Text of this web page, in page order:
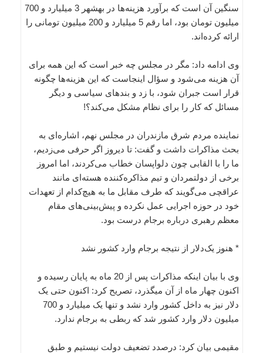
سنگین آن است که برآورد هزینه‌ها در بهشهر 3 میلیارد و 700
میلیون تومان بود، اما رقم 5 میلیارد و 200 میلیون تومانی را
ارائه کرده‌اند.
وی ادامه داد: مگر در مجلس چه خبر است که این‌ همه برای
آن هزینه می‌شود و سؤال اینجاست که این هزینه‌ها چگونه
قرار است جبران شود، با زد و بندهای سیاسی و دیگر
مسائل که کار را برای نظام مشکل می‌کند؟!
نماینده مردم شرق مازندران در مجلس نهم، اشاره‌ای به
بحث مذاکرات داشت و گفت: تا دیروز اگر حرفی می‌زدیم،
ما را با القابی چون دلواپسان خطاب می‌کردند، اما امروز
برخی از دولتمردان و تیم مذاکره‌کننده هسته‌ای مانند
عراقچی می‌گویند که طرف مقابل ما به هیچ‌کدام از تعهدات
خود در حوزه اجرایی عمل نکرده و پیش‌بینی‌های مقام
معظم رهبری درباره برجام درست بود.
* هنوز یک‌دلار از نتیجه برجام وارد کشور نشد
وی با بیان اینکه مذاکرات پس از 20 ماه به پایان رسیده و
اکنون چهار ماه از آن می‎گذرد، تصریح کرد: اکنون حتی یک‌
دلار نیز به داخل کشور وارد نشد و تنها یک‌ میلیارد و 700
میلیون دلار وارد کشور شد که ربطی به برجام ندارد.
مقیمی بیان کرد: درصدد تضعیف دولت نیستیم و طبق